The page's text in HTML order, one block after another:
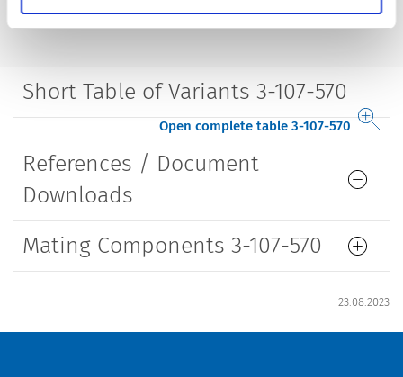
Short Table of Variants 3-107-570
Open complete table 3-107-570
References / Document
Downloads
Mating Components 3-107-570
23.08.2023